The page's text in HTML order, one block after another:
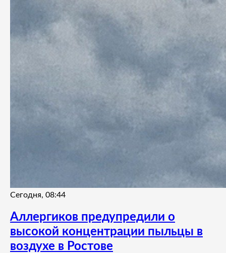
Сегодня, 08:44
Аллергиков предупредили о
высокой концентрации пыльцы в
воздухе в Ростове